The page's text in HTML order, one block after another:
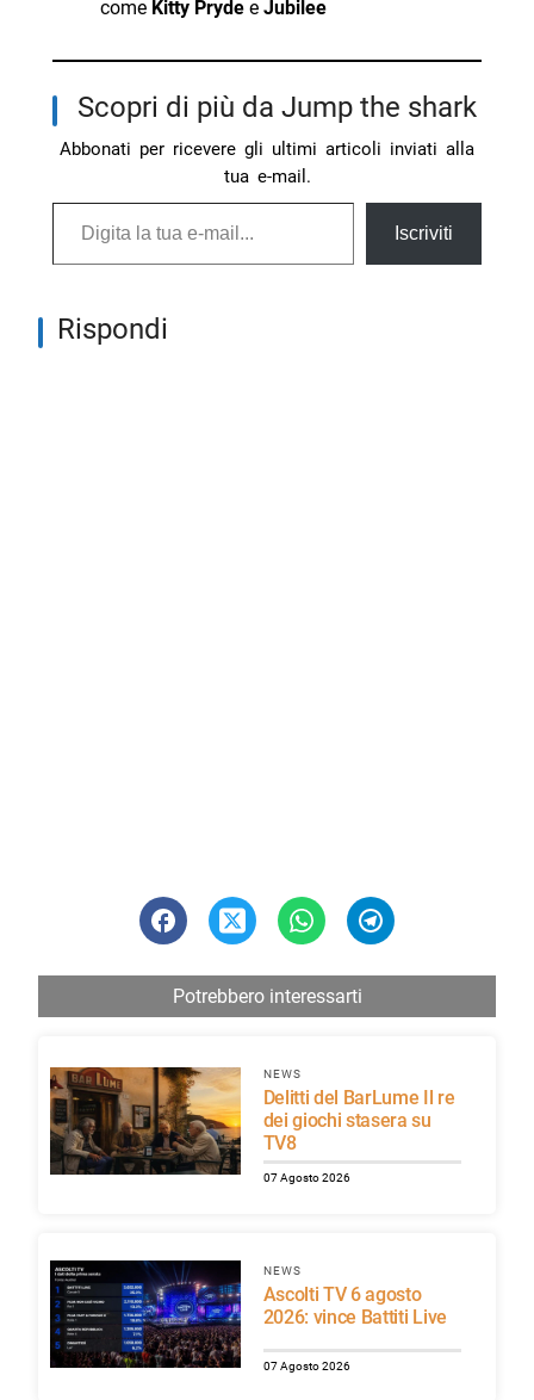
come Kitty Prydee Jubilee
Scopri di più da Jump the shark
Abbonati per ricevere gli ultimi articoli inviati alla
tua e-mail.
Digita la tua e-mail...
Iscriviti
Rispondi
Potrebbero interessarti
NEWS
Delitti del BarLume Il re
dei giochi stasera su
TV8
07 Agosto 2026
NEWS
Ascolti TV 6 agosto
2026: vince Battiti Live
07 Agosto 2026